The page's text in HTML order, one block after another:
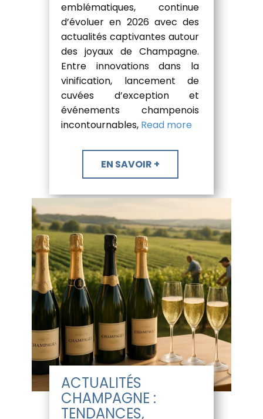
emblématiques, continue
d’évoluer en 2026 avec des
actualités captivantes autour
des joyaux de Champagne.
Entre innovations dans la
vinification, lancement de
cuvées d’exception et
événements champenois
incontournables, Read more
​EN SAVOIR +
ACTUALITÉS
CHAMPAGNE :
TENDANCES,